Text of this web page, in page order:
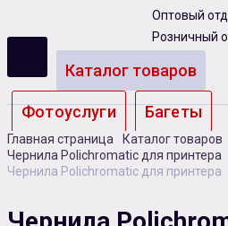
Оптовый
Розничный
Каталог товаров
Фотоуслуги Багеты
Главная страница Каталог товаров
Чернила Polichromatic для принтера
Чернила Polichromatic для принтера